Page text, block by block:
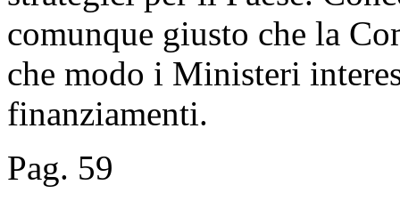
comunque giusto che la
che modo i Ministeri
finanziamenti.
Pag. 59